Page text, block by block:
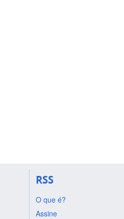
RSS
O que é?
Assine